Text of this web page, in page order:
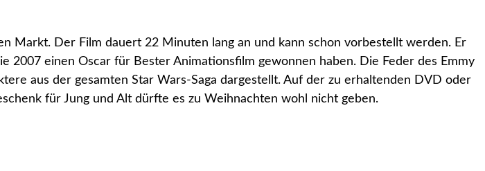
Markt. Der Film dauert 22 Minuten lang an und kann schon vorbestellt werden. Er
2007 einen Oscar für Bester Animationsfilm gewonnen haben. Die Feder des Emmy
aus der gesamten Star Wars-Saga dargestellt. Auf der zu erhaltenden DVD oder
für Jung und Alt dürfte es zu Weihnachten wohl nicht geben.